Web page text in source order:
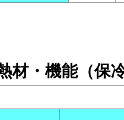
材・機能（保